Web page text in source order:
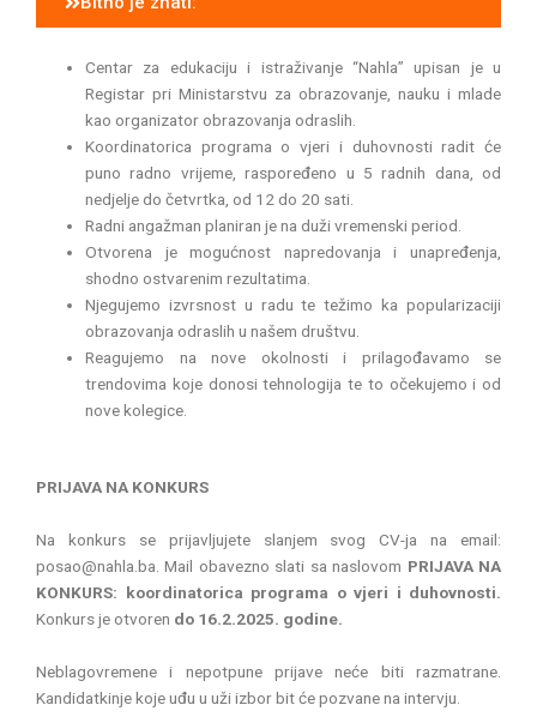
Centar za edukaciju i istraživanje “Nahla” upisan je u
Registar pri Ministarstvu za obrazovanje, nauku i mlade
kao organizator obrazovanja odraslih.
Koordinatorica programa o vjeri i duhovnosti radit će
puno radno vrijeme, raspoređeno u 5 radnih dana, od
nedjelje do četvrtka, od 12 do 20 sati.
Radni angažman planiran je na duži vremenski period.
Otvorena je mogućnost napredovanja i unapređenja,
shodno ostvarenim rezultatima.
Njegujemo izvrsnost u radu te težimo ka popularizaciji
obrazovanja odraslih u našem društvu.
Reagujemo na nove okolnosti i prilagođavamo se
trendovima koje donosi tehnologija te to očekujemo i od
nove kolegice.
PRIJAVA NA KONKURS
Na konkurs se prijavljujete slanjem svog CV-ja na email:
posao@nahla.ba. Mail obavezno slati sa naslovom PRIJAVA NA
KONKURS: koordinatorica programa o vjeri i duhovnosti.
Konkurs je otvoren do 16.2.2025. godine.
Neblagovremene i nepotpune prijave neće biti razmatrane.
Kandidatkinje koje uđu u uži izbor bit će pozvane na intervju.